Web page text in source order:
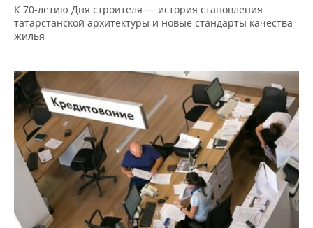
К 70-летию Дня строителя — история становления
татарстанской архитектуры и новые стандарты качества
жилья